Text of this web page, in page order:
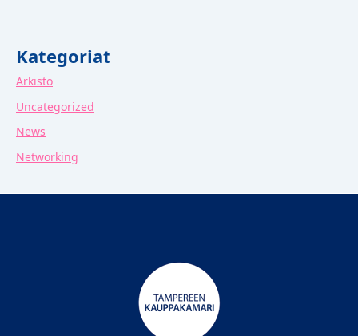
Kategoriat
Arkisto
Uncategorized
News
Networking